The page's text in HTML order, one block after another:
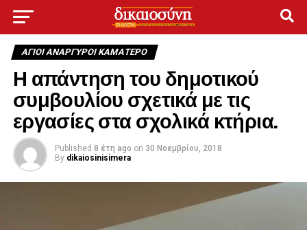
ΑΓΙΟΙ ΑΝΑΡΓΥΡΟΙ ΚΑΜΑΤΕΡΟ
Η απάντηση του δημοτικού
συμβουλίου σχετικά με τις
εργασίες στα σχολικά κτήρια.
Published 8 έτη ago on 30 Νοεμβρίου, 2018
By dikaiosinisimera